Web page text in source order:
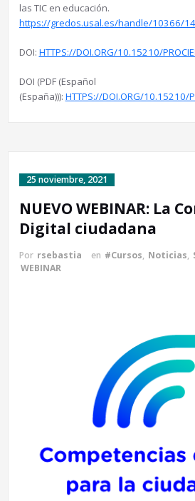
las TIC en educación.
https://gredos.usal.es/handle/10366/
DOI: HTTPS://DOI.ORG/10.15210/
DOI (PDF (Español
(España))): HTTPS://DOI.ORG/10.15210/
25 noviembre, 2021
NUEVO WEBINAR: La
Digital ciudadana
Por rsebastia en #Cursos, Noticias,
WEBINAR